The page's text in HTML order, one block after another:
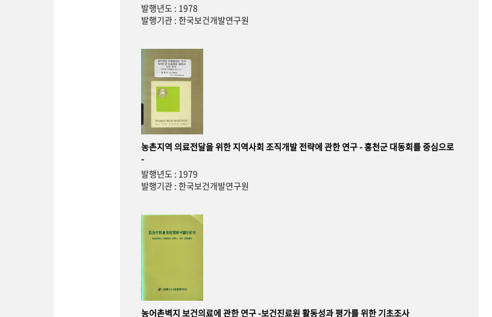
발행년도 : 1978
발행기관 : 한국보건개발연구원
농촌지역 의료전달을 위한 지역사회 조직개발 전략에 관한 연구 - 홍천군 대동회를 중심으로
-
발행년도 : 1979
발행기관 : 한국보건개발연구원
농어촌벽지 보건의료에 관한 연구 -보건진료원 활동성과 평가를 위한 기초조사